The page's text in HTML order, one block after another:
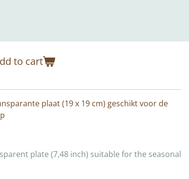
to cart
plaat (19 x 19 cm) geschikt voor de
plate (7,48 inch) suitable for the seasonal